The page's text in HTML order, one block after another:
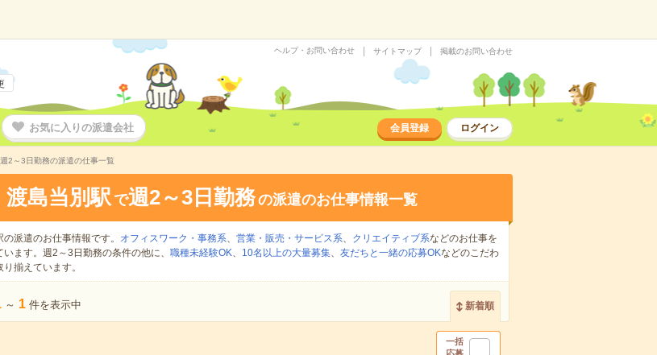
ヘルプ・お問い合わせ サイトマップ 掲載のお問い合わせ
お気に入りの派遣会社 会員登録 ログイン
2～3日勤務の派遣の仕事一覧
渡島当別駅 で週2～3日勤務の派遣のお仕事情報一覧
派遣のお仕事情報です。 オフィスワーク・事務系、 営業・販売・サービス系、 クリエイティブ系などのお仕事を
います。週2～3日勤務の条件の他に、 職種未経験OK、 10名以上の大量募集、 友だちと一緒の応募OKなどのこだわ
り揃えています。
～ 1 件を表示中 新着順
一括